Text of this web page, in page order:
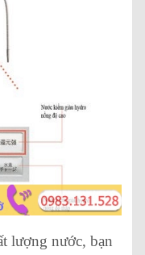
lượng nước, bạn